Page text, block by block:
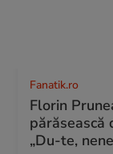
Fanatik.ro
Florin
părăsească
„Du-te,